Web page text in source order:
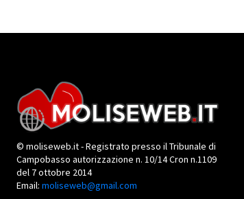
© moliseweb.it - Registrato presso il Tribunale di
Campobasso autorizzazione n. 10/14 Cron n.1109
del 7 ottobre 2014
Email: moliseweb@gmail.com